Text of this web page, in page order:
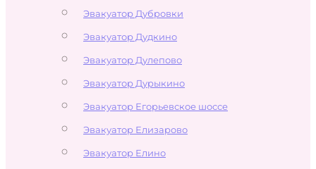
Эвакуатор Дубровки
Эвакуатор Дудкино
Эвакуатор Дулепово
Эвакуатор Дурыкино
Эвакуатор Егорьевское шоссе
Эвакуатор Елизарово
Эвакуатор Елино